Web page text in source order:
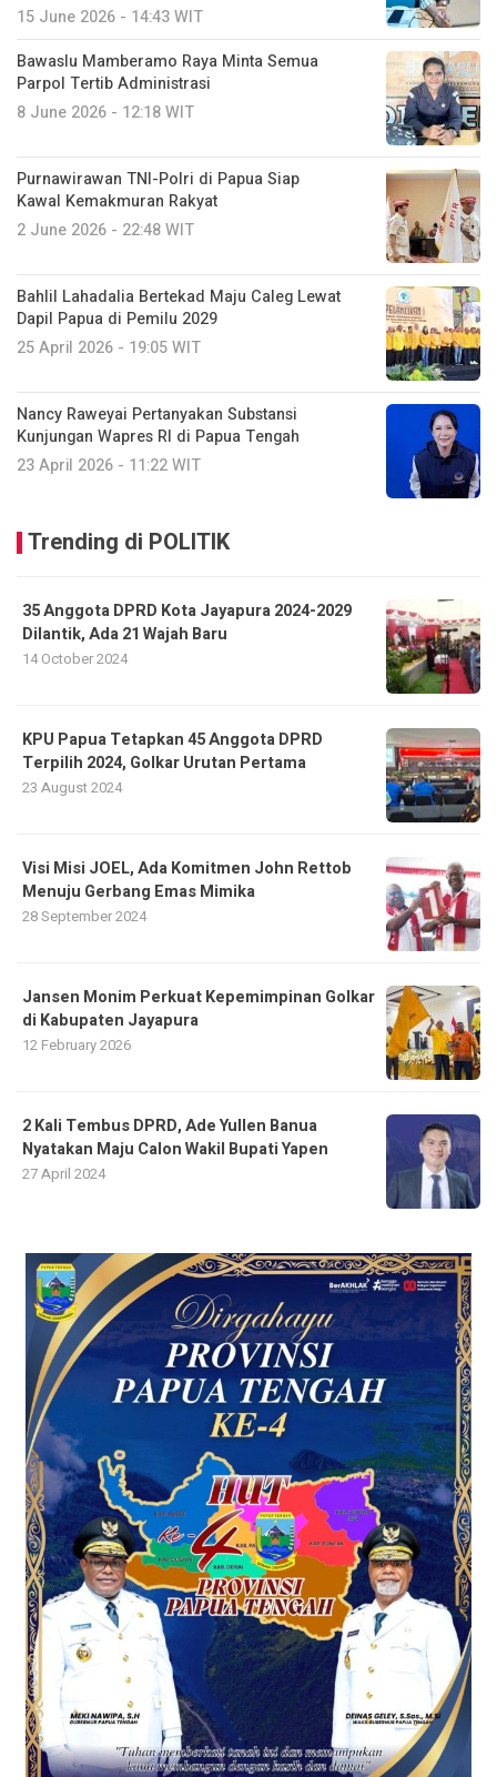
15 June 2026 - 14:43 WIT
Bawaslu Mamberamo Raya Minta Semua
Parpol Tertib Administrasi
8 June 2026 - 12:18 WIT
Purnawirawan TNI-Polri di Papua Siap
Kawal Kemakmuran Rakyat
2 June 2026 - 22:48 WIT
Bahlil Lahadalia Bertekad Maju Caleg Lewat
Dapil Papua di Pemilu 2029
25 April 2026 - 19:05 WIT
Nancy Raweyai Pertanyakan Substansi
Kunjungan Wapres RI di Papua Tengah
23 April 2026 - 11:22 WIT
Trending di POLITIK
35 Anggota DPRD Kota Jayapura 2024-2029
Dilantik, Ada 21 Wajah Baru
14 October 2024
KPU Papua Tetapkan 45 Anggota DPRD
Terpilih 2024, Golkar Urutan Pertama
23 August 2024
Visi Misi JOEL, Ada Komitmen John Rettob
Menuju Gerbang Emas Mimika
28 September 2024
Jansen Monim Perkuat Kepemimpinan Golkar
di Kabupaten Jayapura
12 February 2026
2 Kali Tembus DPRD, Ade Yullen Banua
Nyatakan Maju Calon Wakil Bupati Yapen
27 April 2024